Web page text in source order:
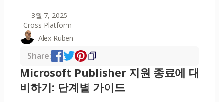
📅 3월 7, 2025
Cross-Platform
Alex Ruben
Share:
Microsoft Publisher 지원 종료에 대
비하기: 단계별 가이드